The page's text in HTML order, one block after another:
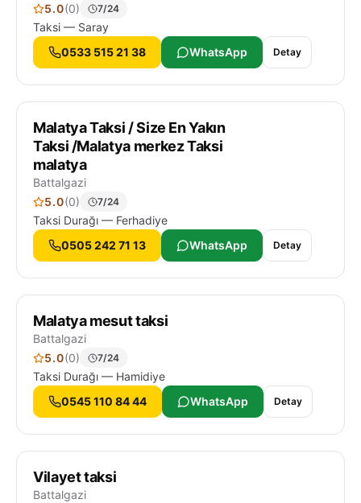
5.0(0) 7/24
Taksi — Saray
0533 515 21 38
WhatsApp Detay
Malatya Taksi / Size En Yakın
Taksi /Malatya merkez Taksi
malatya
Battalgazi
5.0(0) 7/24
Taksi Durağı — Ferhadiye
0505 242 71 13
WhatsApp Detay
Malatya mesut taksi
Battalgazi
5.0(0) 7/24
Taksi Durağı — Hamidiye
0545 110 84 44
WhatsApp Detay
Vilayet taksi
Battalgazi